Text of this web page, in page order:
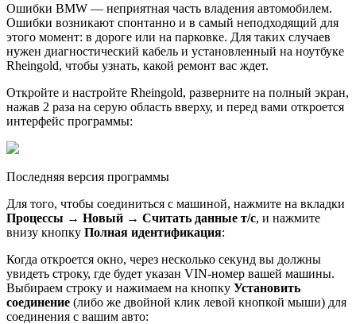
Ошибки BMW — неприятная часть владения автомобилем.
Ошибки возникают спонтанно и в самый неподходящий для
этого момент: в дороге или на парковке. Для таких случаев
нужен диагностический кабель и установленный на ноутбуке
Rheingold, чтобы узнать, какой ремонт вас ждет.
Откройте и настройте Rheingold, разверните на полный экран,
нажав 2 раза на серую область вверху, и перед вами откроется
интерфейс программы:
Последняя версия программы
Для того, чтобы соединиться с машиной, нажмите на вкладки
Процессы → Новый → Считать данные т/с, и нажмите
внизу кнопку Полная идентификация:
Когда откроется окно, через несколько секунд вы должны
увидеть строку, где будет указан VIN-номер вашей машины.
Выбираем строку и нажимаем на кнопку Установить
соединение (либо же двойной клик левой кнопкой мыши) для
соединения с вашим авто: